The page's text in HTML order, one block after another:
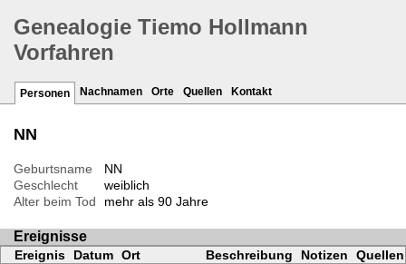
Genealogie Tiemo Hollmann
Vorfahren
Personen Nachnamen Orte Quellen Kontakt
NN
Geburtsname
NN
Geschlecht
weiblich
Alter beim Tod
mehr als 90 Jahre
Ereignisse
Ereignis Datum Ort Beschreibung Notizen
Quellen